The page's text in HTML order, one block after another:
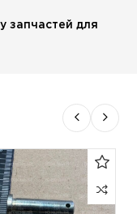
запчастей для